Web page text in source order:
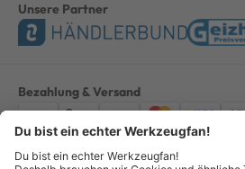
Unsere Partner
Bezahlung & Versand